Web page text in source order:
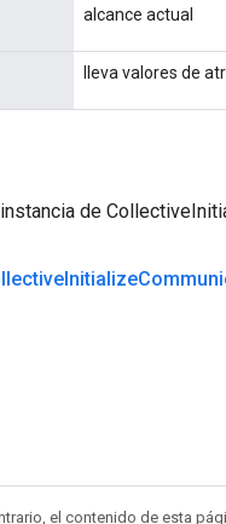
alcance actual
lleva valores de
de
Initialize
el contenido de esta